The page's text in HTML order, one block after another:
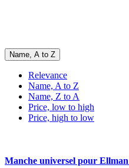
Name, A to Z
Relevance
Name, A to Z
Name, Z to A
Price, low to high
Price, high to low
Manche universel pour